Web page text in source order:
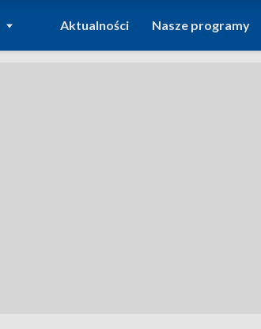
DO
Aktualności Nasze programy